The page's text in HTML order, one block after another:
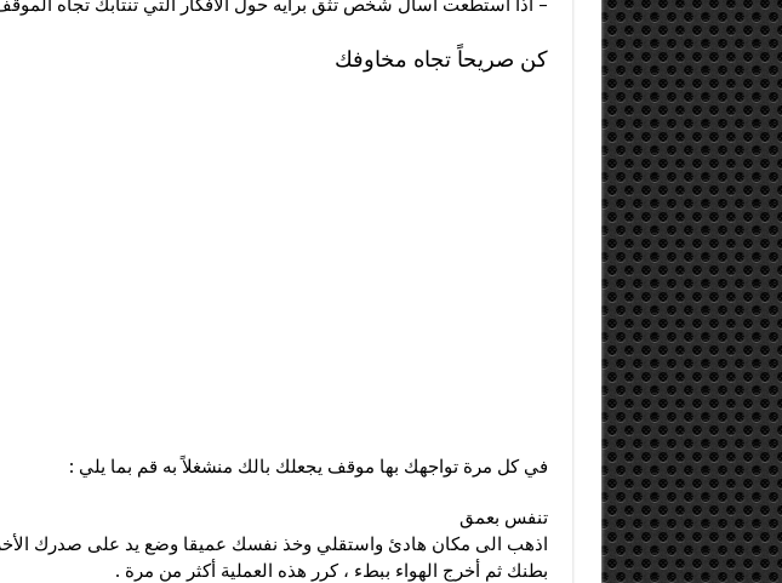
كن صريحاً تجاه مخاوفك
في كل مرة تواجهك بها موقف يجعلك بالك منشغلاً به قم بما يلي :
تنفس بعمق
اذهب الى مكان هادئ واستقلي وخذ نفسك عميقا وضع يد على صدرك
بطنك ثم أخرج الهواء ببطء ، كرر هذه العملية أكثر من مرة .